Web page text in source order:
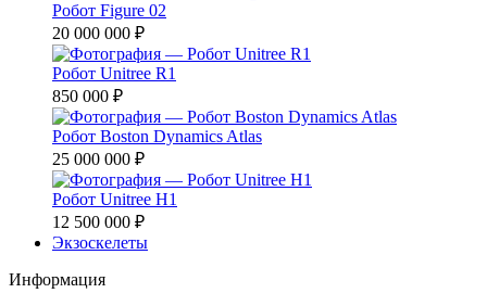
Робот Figure 02
20 000 000 ₽
Робот Unitree R1
850 000 ₽
Робот Boston Dynamics Atlas
25 000 000 ₽
Робот Unitree H1
12 500 000 ₽
Экзоскелеты
Информация